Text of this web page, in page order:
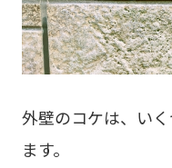
外壁のコケは、い
ます。